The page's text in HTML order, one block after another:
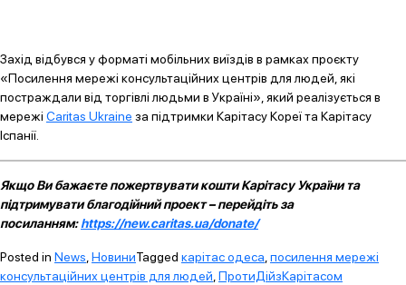
Захід відбувся у форматі мобільних виїздів в рамках проєкту
«Посилення мережі консультаційних центрів для людей, які
постраждали від торгівлі людьми в Україні», який реалізується в
мережі Caritas Ukraine за підтримки Карітасу Кореї та Карітасу
Іспанії.
Якщо Ви бажаєте пожертвувати кошти Карітасу України та
підтримувати благодійний проект – перейдіть за
посиланням:https://new.caritas.ua/donate/
Posted in News НовиниTagged карітас одеса посилення мережі
консультаційних центрів для людей ПротиДійзКарітасом